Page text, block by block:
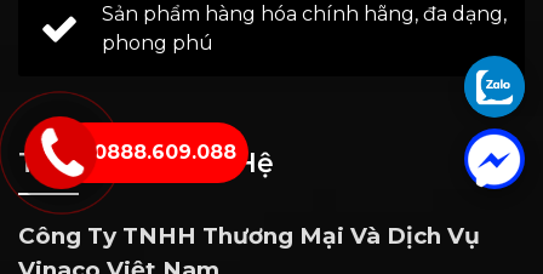
Sản phẩm hàng hóa chính hãng, đa dạng,
phong phú
Thông Tin Liên Hệ
Công Ty TNHH Thương Mại Và Dịch Vụ
0888.609.088